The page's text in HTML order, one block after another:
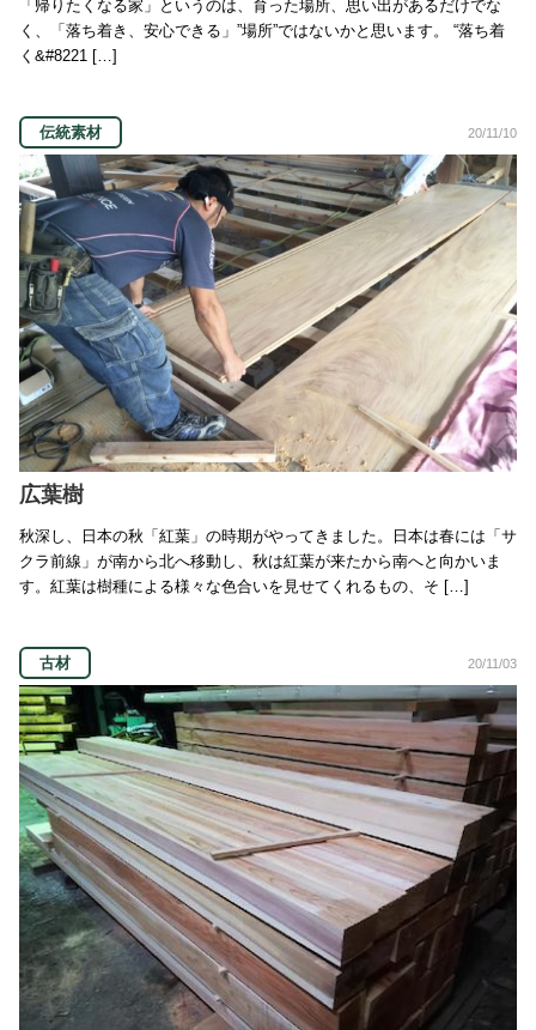
「帰りたくなる家」というのは、育った場所、思い出があるだけでな
く、「落ち着き、安心できる」”場所”ではないかと思います。 “落ち着
く&#8221 […]
伝統素材 20/11/10
広葉樹
秋深し、日本の秋「紅葉」の時期がやってきました。日本は春には「サ
クラ前線」が南から北へ移動し、秋は紅葉が来たから南へと向かいま
す。紅葉は樹種による様々な色合いを見せてくれるもの、そ […]
古材 20/11/03